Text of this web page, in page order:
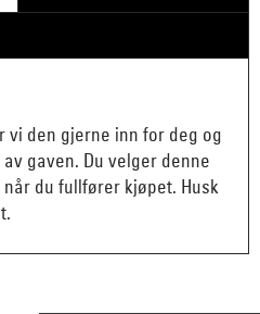
vi den gjerne inn for deg og
gaven. Du velger denne
du fullfører kjøpet. Husk